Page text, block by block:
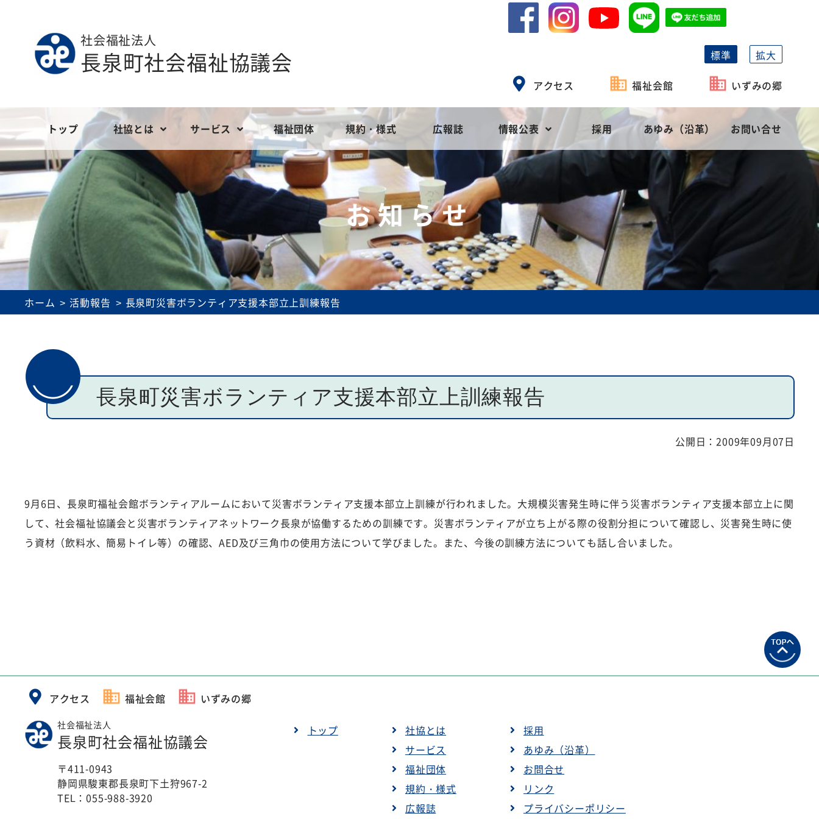
社会福祉法人
長泉町社会福祉協議会 標準 拡大
アクセス 福祉会館 いずみの郷
トップ 社協とは
ごあいさつ 社会福祉協議会とは 社会福祉協議会のめざすもの 社会福祉協議会の機能 長泉町社会福祉協議会の概要
長泉町社会福祉協議会の財政 地域福祉活動計画
サービス
地域福祉 ボランティア 高齢者福祉 障がい者福祉 相談・貸付
ご寄付・募金
福祉団体 規約・様式 広報誌 情報公表
定款等 現況報告 地域福祉活動計画 予算
苦情解決窓口設置事業 役員等名簿 社会福祉充実計画
理事会・評議員会議事録 介護事業所運営規程等
採用 あゆみ（沿革） お問い合せ
お知らせ
ホーム 活動報告 長泉町災害ボランティア支援本部立上訓練報告
長泉町災害ボランティア支援本部立上訓練報告
公開日：2009年09月07日
9月6日、長泉町福祉会館ボランティアルームにおいて災害ボランティア支援本部立上訓練が行われました。大規模災害発生時に伴う災害ボランティア支援本部立上に関
して、社会福祉協議会と災害ボランティアネットワーク長泉が協働するための訓練です。災害ボランティアが立ち上がる際の役割分担について確認し、災害発生時に使
う資材（飲料水、簡易トイレ等）の確認、AED及び三角巾の使用方法について学びました。また、今後の訓練方法についても話し合いました。
アクセス 福祉会館 いずみの郷
社会福祉法人
長泉町社会福祉協議会
〒411-0943
静岡県駿東郡長泉町下土狩967-2
TEL：055-988-3920
トップ
社協とは
サービス
福祉団体
規約・様式
広報誌
採用
あゆみ（沿革）
お問合せ
リンク
プライバシーポリシー